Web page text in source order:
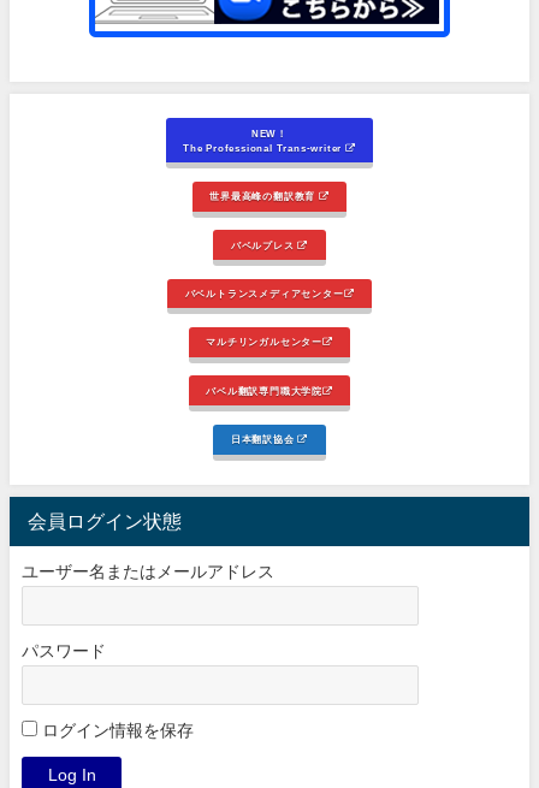
NEW！
The Professional Trans-writer
世界最高峰の翻訳教育
バベルプレス
バベルトランスメディアセンター
マルチリンガルセンター
バベル翻訳専門職大学院
日本翻訳協会
会員ログイン状態
ユーザー名またはメールアドレス
パスワード
ログイン情報を保存